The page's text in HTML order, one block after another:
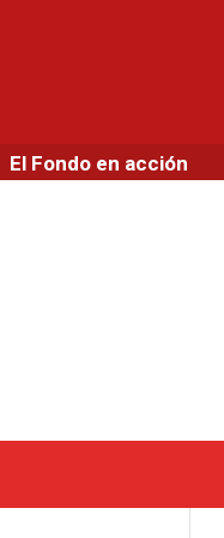
El Fondo en acción